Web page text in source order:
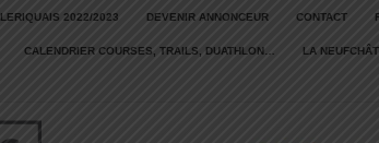
2022/2023 DEVENIR ANNONCEUR CONTACT
CALENDRIER COURSES, TRAILS, DUATHLON… LA